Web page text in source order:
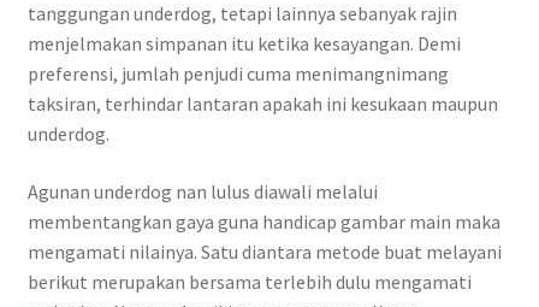
tanggungan underdog, tetapi lainnya sebanyak rajin
menjelmakan simpanan itu ketika kesayangan. Demi
preferensi, jumlah penjudi cuma menimangnimang
taksiran, terhindar lantaran apakah ini kesukaan maupun
underdog.
Agunan underdog nan lulus diawali melalui
membentangkan gaya guna handicap gambar main maka
mengamati nilainya. Satu diantara metode buat melayani
berikut merupakan bersama terlebih dulu mengamati